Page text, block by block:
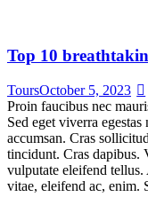
Top 10
ToursOctober 5, 2023
Proin faucibus nec
Sed eget viverra
accumsan. Cras
tincidunt. Cras dapibus.
vulputate eleifend
vitae, eleifend ac, enim.